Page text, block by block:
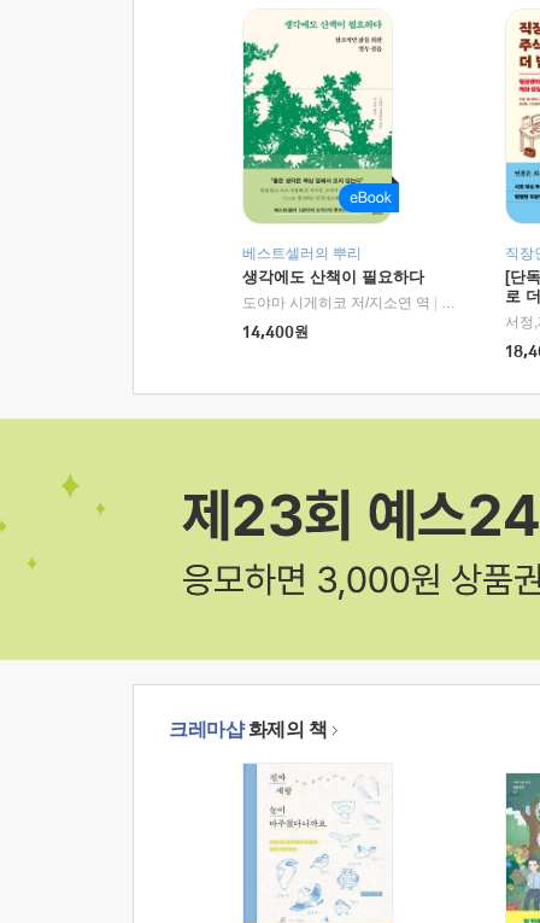
베스트셀러의 뿌리
생각에도 산책이 필요하다
도야마 시게히코 저/지소연 역
알에이치코리
14,400원
직장
[단
로
크레마샵화제의 책